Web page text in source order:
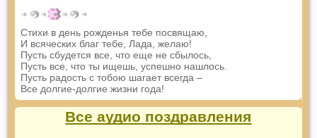
Стихи в день рожденья тебе посвящаю,
И всяческих благ тебе, Лада, желаю!
Пусть сбудется все, что еще не сбылось,
Пусть все, что ты ищешь, успешно нашлось.
Пусть радость с тобою шагает всегда –
Все долгие-долгие жизни года!
Все аудио поздравления